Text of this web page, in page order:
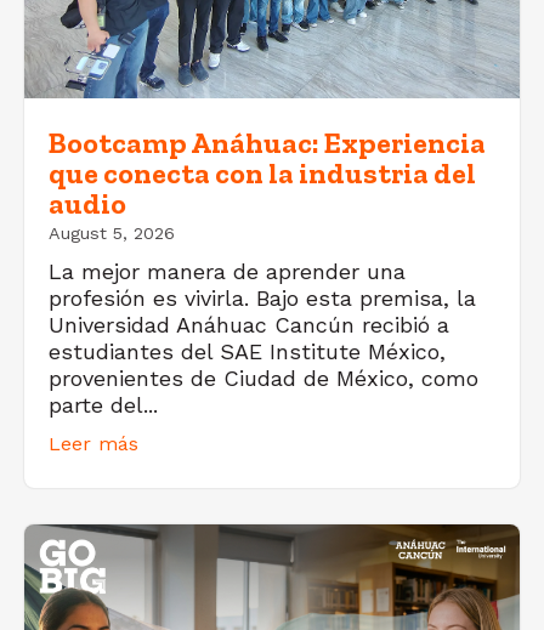
Bootcamp Anáhuac: Experiencia
que conecta con la industria del
audio
August 5, 2026
La mejor manera de aprender una
profesión es vivirla. Bajo esta premisa, la
Universidad Anáhuac Cancún recibió a
estudiantes del SAE Institute México,
provenientes de Ciudad de México, como
parte del...
Leer más